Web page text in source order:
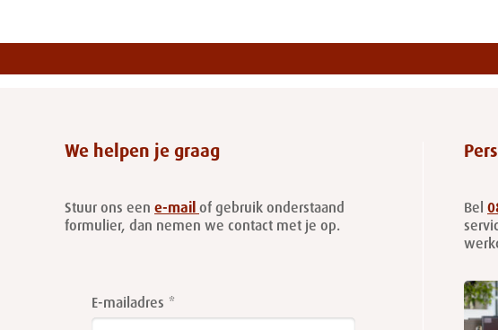
We helpen je graag
Stuur ons een e-mail of gebruik onderstaand
formulier, dan nemen we contact met je op.
this
field
E-mailadres
Bel